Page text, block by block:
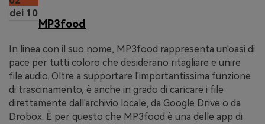
dei 10
MP3food
In linea con il suo nome, MP3food rappresenta un'oasi di
pace per tutti coloro che desiderano ritagliare e unire
file audio. Oltre a supportare l'importantissima funzione
di trascinamento, è anche in grado di caricare i file
direttamente dall'archivio locale, da Google Drive o da
Drobox. È per questo che MP3food è una delle app di